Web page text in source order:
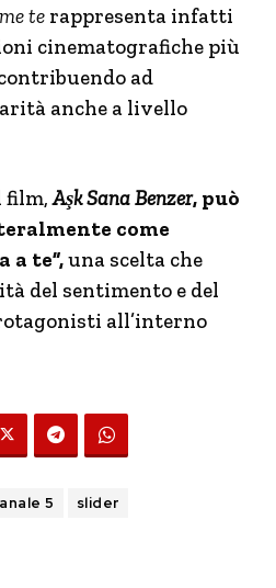
te rappresenta infatti
cinematografiche più
ad
anche a livello
film,Aşk Sana Benzer, può
come
a te”,una scelta che
del sentimento e del
all’interno
5 slider